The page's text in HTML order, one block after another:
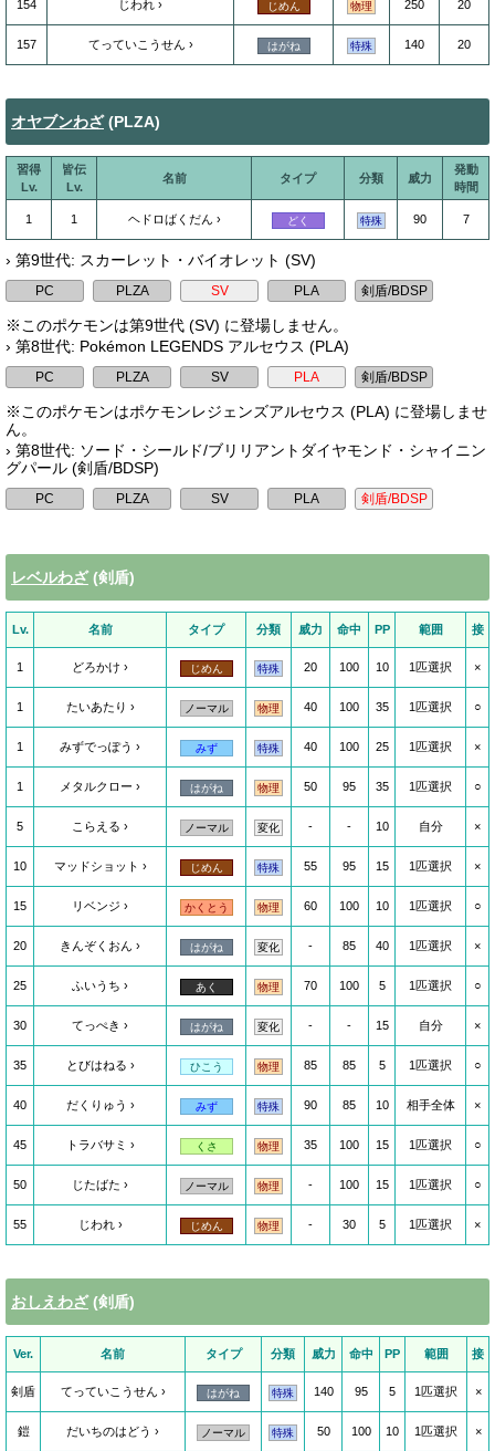
154 じわれ じめん 物理 250 20
157 てっていこうせん はがね 特殊 140 20
オヤブンわざ(PLZA)
習得
Lv.
皆伝
Lv.
名前 タイプ 分類 威力
発動
時間
1 1 ヘドロばくだん どく 特殊 90 7
› 第9世代: スカーレット・バイオレット (SV)
※このポケモンは第9世代 (SV) に登場しません。
› 第8世代: Pokémon LEGENDS アルセウス (PLA)
※このポケモンはポケモンレジェンズアルセウス (PLA) に登場しませ
ん。
› 第8世代: ソード・シールド/ブリリアントダイヤモンド・シャイニン
グパール (剣盾/BDSP)
レベルわざ(剣盾)
Lv. 名前 タイプ 分類 威力 命中 PP 範囲 接
1 どろかけ じめん 特殊 20 100 10 1匹選択 ×
1 たいあたり ノーマル 物理 40 100 35 1匹選択 ○
1 みずでっぽう みず 特殊 40 100 25 1匹選択 ×
1 メタルクロー はがね 物理 50 95 35 1匹選択 ○
5 こらえる ノーマル 変化 - - 10 自分 ×
10 マッドショット じめん 特殊 55 95 15 1匹選択 ×
15 リベンジ かくとう 物理 60 100 10 1匹選択 ○
20 きんぞくおん はがね 変化 - 85 40 1匹選択 ×
25 ふいうち あく 物理 70 100 5 1匹選択 ○
30 てっぺき はがね 変化 - - 15 自分 ×
35 とびはねる ひこう 物理 85 85 5 1匹選択 ○
40 だくりゅう みず 特殊 90 85 10 相手全体 ×
45 トラバサミ くさ 物理 35 100 15 1匹選択 ○
50 じたばた ノーマル 物理 - 100 15 1匹選択 ○
55 じわれ じめん 物理 - 30 5 1匹選択 ×
おしえわざ(剣盾)
Ver. 名前 タイプ 分類 威力 命中 PP 範囲 接
剣盾 てっていこうせん はがね 特殊 140 95 5 1匹選択 ×
鎧 だいちのはどう ノーマル 特殊 50 100 10 1匹選択 ×